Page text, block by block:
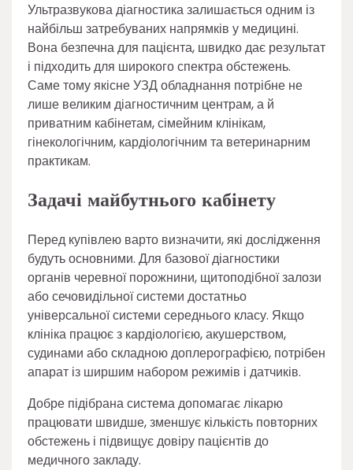
Ультразвукова діагностика залишається одним із
найбільш затребуваних напрямків у медицині.
Вона безпечна для пацієнта, швидко дає результат
і підходить для широкого спектра обстежень.
Саме тому якісне УЗД обладнання потрібне не
лише великим діагностичним центрам, а й
приватним кабінетам, сімейним клінікам,
гінекологічним, кардіологічним та ветеринарним
практикам.
Задачі майбутнього кабінету
Перед купівлею варто визначити, які дослідження
будуть основними. Для базової діагностики
органів черевної порожнини, щитоподібної залози
або сечовидільної системи достатньо
універсальної системи середнього класу. Якщо
клініка працює з кардіологією, акушерством,
судинами або складною доплерографією, потрібен
апарат із ширшим набором режимів і датчиків.
Добре підібрана система допомагає лікарю
працювати швидше, зменшує кількість повторних
обстежень і підвищує довіру пацієнтів до
медичного закладу.